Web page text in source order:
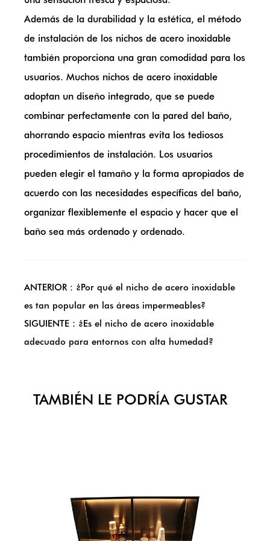
Además de la durabilidad y la estética, el método
de instalación de los nichos de acero inoxidable
también proporciona una gran comodidad para los
usuarios. Muchos nichos de acero inoxidable
adoptan un diseño integrado, que se puede
combinar perfectamente con la pared del baño,
ahorrando espacio mientras evita los tediosos
procedimientos de instalación. Los usuarios
pueden elegir el tamaño y la forma apropiados de
acuerdo con las necesidades específicas del baño,
organizar flexiblemente el espacio y hacer que el
baño sea más ordenado y ordenado.
ANTERIOR：¿Por qué el nicho de acero inoxidable
es tan popular en las áreas impermeables?
SIGUIENTE：¿Es el nicho de acero inoxidable
adecuado para entornos con alta humedad?
TAMBIÉN LE PODRÍA GUSTAR